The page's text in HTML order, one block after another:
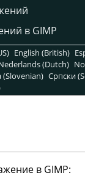
в GIMP
English (British)
(Dutch)
(Slovenian) Српски
в GIMP: